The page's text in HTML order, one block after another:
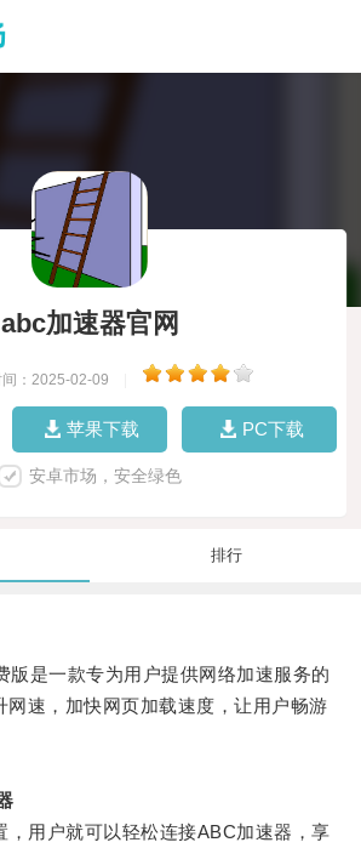
abc加速器官网
间：2025-02-09
苹果下载 PC下载
安卓市场，安全绿色
排行
是一款专为用户提供网络加速服务的
网速，加快网页加载速度，让用户畅游
用户就可以轻松连接ABC加速器，享